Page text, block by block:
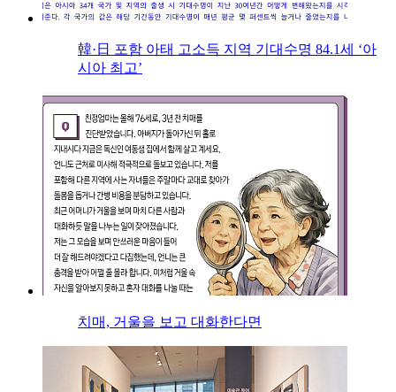
韓·日 포함 아태 고소득 지역 기대수명 84.1세 ‘아
시아 최고’
치매, 거울을 보고 대화한다면